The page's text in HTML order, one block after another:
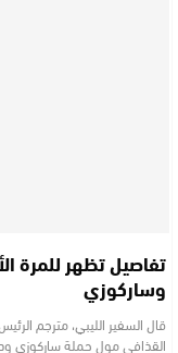
تفاصيل تظهر للمرة
وساركوزي
قال السفير الليبي، مترجم
القذافي مول حملة ساركوزي